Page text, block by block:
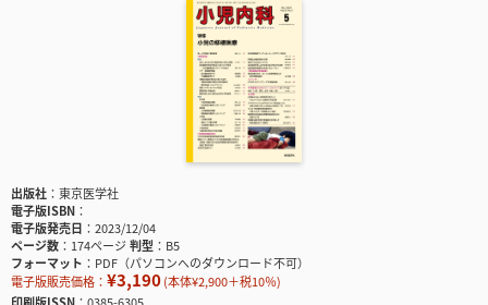
出版社
東京医学社
電子版ISBN
電子版発売日
2023/12/04
ページ数
174ページ判型
B5
フォーマット
PDF（パソコンへのダウンロード不可）
電子版販売価格： ¥3,190(本体¥2,900＋税10％)